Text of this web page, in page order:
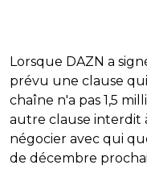
Lorsque DAZN a
prévu une clause
chaîne n'a pas 1,5
autre clause interdit
négocier avec qui
de décembre